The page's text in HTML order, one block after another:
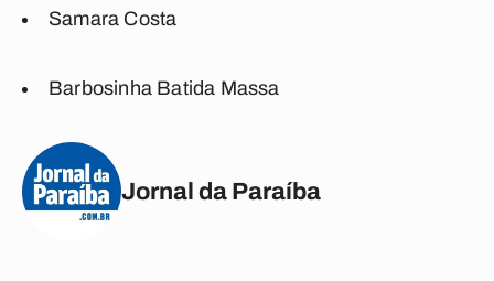
Samara Costa
Barbosinha Batida Massa
Jornal da Paraíba